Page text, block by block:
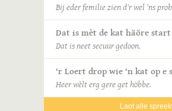
Bij eder femilie zien d'r wel 'ns
Dat is mèt de kat häöre start
Dat is neet secuur gedoon.
‘r Loert drop wie ‘n kat op e
Heer wèlt erg gere get höbbe.
Laot alle